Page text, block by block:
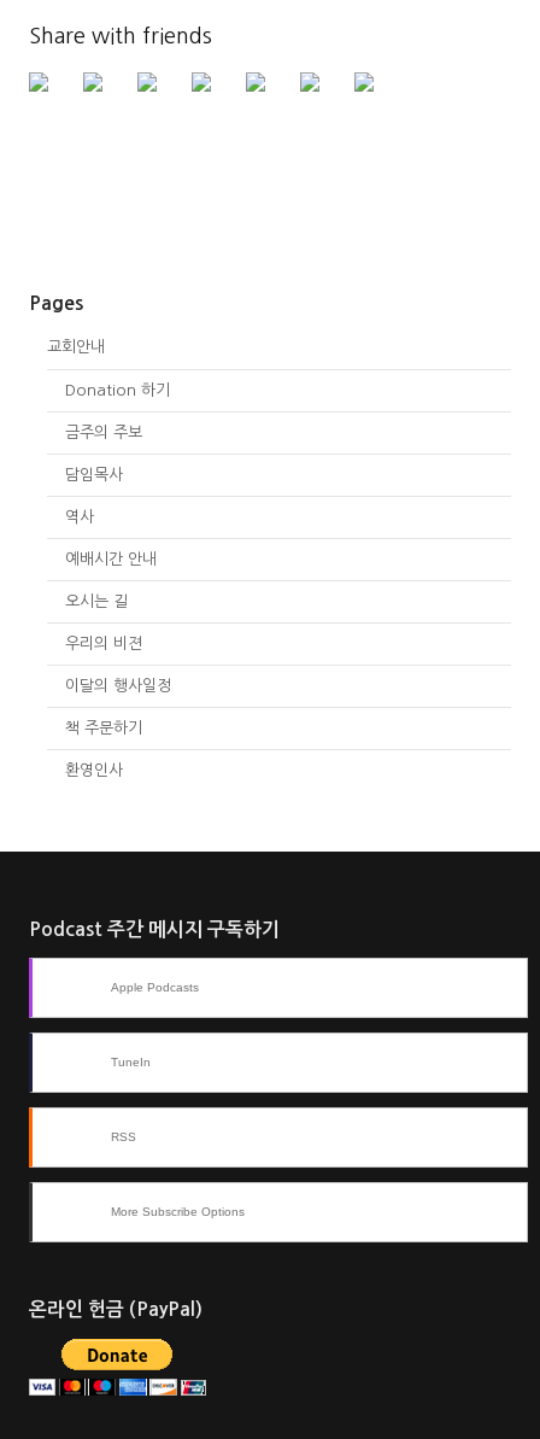
Share with friends
Pages
교회안내
Donation 하기
금주의 주보
담임목사
역사
예배시간 안내
오시는 길
우리의 비젼
이달의 행사일정
책 주문하기
환영인사
Podcast 주간 메시지 구독하기
Apple Podcasts
TuneIn
RSS
More Subscribe Options
온라인 헌금 (PayPal)